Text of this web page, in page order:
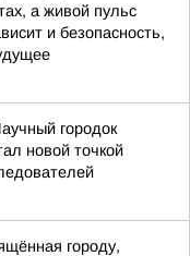
а живой пульс
и безопасность,
городок
новой точкой
городу,